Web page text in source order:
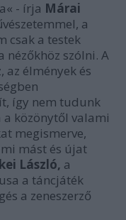
- írja Márai
a
csak a testek
nézőkhöz szólni. A
az élmények és
így nem tudunk
közönytől valami
megismerve,
mást és újat
László, a
a táncjáték
a zeneszerző